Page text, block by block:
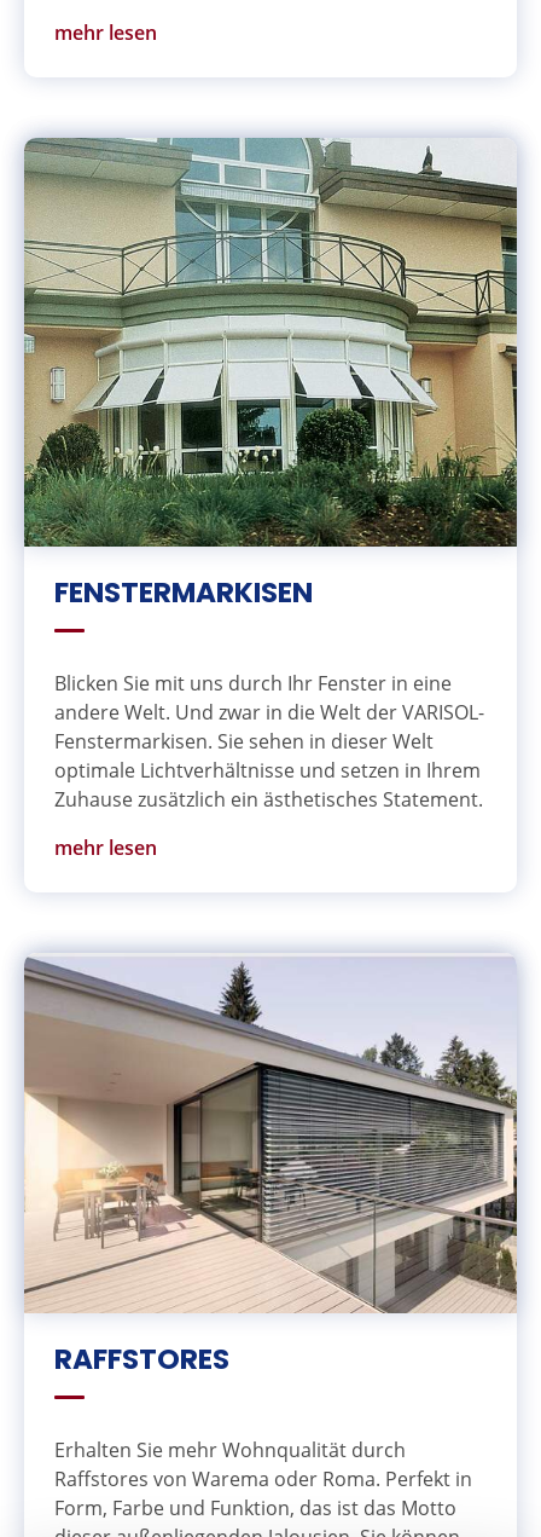
mehr lesen
FENSTERMARKISEN
Blicken Sie mit uns durch Ihr Fenster in eine
andere Welt. Und zwar in die Welt der VARISOL-
Fenstermarkisen. Sie sehen in dieser Welt
optimale Lichtverhältnisse und setzen in Ihrem
Zuhause zusätzlich ein ästhetisches Statement.
mehr lesen
RAFFSTORES
Erhalten Sie mehr Wohnqualität durch
Raffstores von Warema oder Roma. Perfekt in
Form, Farbe und Funktion, das ist das Motto